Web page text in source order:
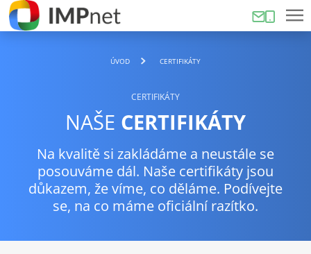
ÚVOD CERTIFIKÁTY
CERTIFIKÁTY
NAŠE CERTIFIKÁTY
Na kvalitě si zakládáme a neustále se
posouváme dál. Naše certifikáty jsou
důkazem, že víme, co děláme. Podívejte
se, na co máme oficiální razítko.